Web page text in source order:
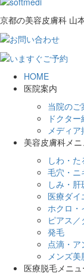
京都の美容皮膚科 山
HOME
医院案内
当院のご
ドクター
メディア
美容皮膚科メ
しわ・
毛穴・ニ
しみ・
医療ダイ
ホクロ・
ピアス
発毛
点滴・
メンズ美
医療脱毛メニュ